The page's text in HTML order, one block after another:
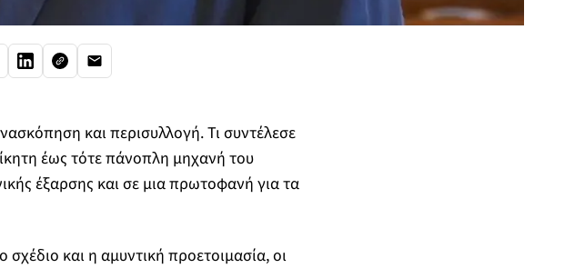
και περισυλλογή. Τι συντέλεσε
έως τότε πάνοπλη μηχανή του
έξαρσης και σε μια πρωτοφανή για τα
και η αμυντική προετοιμασία, οι